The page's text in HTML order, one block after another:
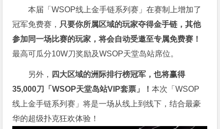
本届「WSOP线上金手链系列赛」在赛制上增加了
冠军免费赛， 只要你所属区域的玩家夺得金手链，其他
参加同一场比赛的玩家，将会自动受邀至专属免费赛！
最高可瓜分10W刀奖励及WSOP天堂岛站席位。
另外， 四大区域的洲际排行榜冠军，也将赢得
35,000刀「WSOP天堂岛站VIP套票」！本次「WSOP
线上金手链系列赛」将是一场从线上到线下，结合最豪
华的超级扑克狂欢体验！